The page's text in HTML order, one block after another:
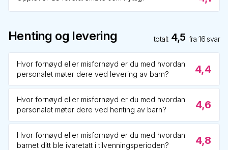
Henting og levering totalt 4,5 fra16 svar
Hvor fornøyd eller misfornøyd er du med hvordan
personalet møter dere ved levering av barn?
4,4
Hvor fornøyd eller misfornøyd er du med hvordan
personalet møter dere ved henting av barn?
4,6
Hvor fornøyd eller misfornøyd er du med hvordan
barnet ditt ble ivaretatt i tilvenningsperioden?
4,8